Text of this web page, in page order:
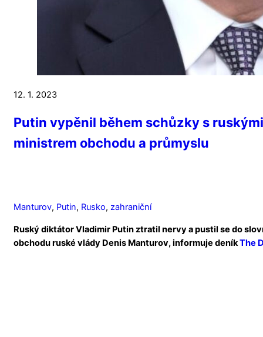
12. 1. 2023
Putin vypěnil během schůzky s
ministrem obchodu a průmyslu
Manturov, Putin, Rusko, zahraniční
Ruský diktátor Vladimir Putin ztratil nervy a pustil se do
obchodu ruské vlády Denis Manturov, informuje deníkThe